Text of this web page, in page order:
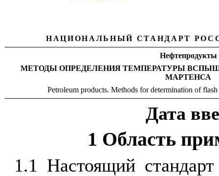
НАЦИОНАЛЬНЫЙ СТАНДАРТ
Нефтепродукты
МЕТОДЫ ОПРЕДЕЛЕНИЯ ТЕМПЕРАТУРЫ
МАРТЕНСА
Petroleum products. Methods for determination of
Дата
1 Область
1.1 Настоящий стандарт